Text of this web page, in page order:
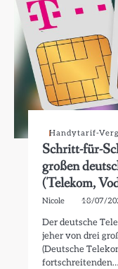
Handytarif-
Schritt-für-
großen
(Telekom,
Nicole 18/07/
Der deutsche
jeher von drei
(Deutsche
fortschreitenden…